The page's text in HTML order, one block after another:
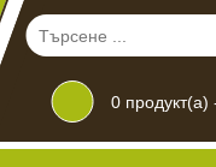
0продукт(а)